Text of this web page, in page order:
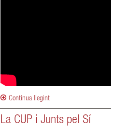
Continua llegint
La CUP i Junts pel Sí